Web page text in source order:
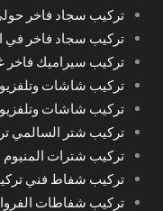
تركيب سجاد فاخر
تركيب سجاد فاخر في
تركيب سيراميك فاخر
تركيب شاشات
تركيب شاشات
تركيب شتر السالمي
تركيب شترات المنيوم
تركيب شفاط فني
تركيب شفاطات